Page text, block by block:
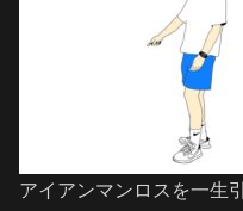
アイアンマンロスを一生